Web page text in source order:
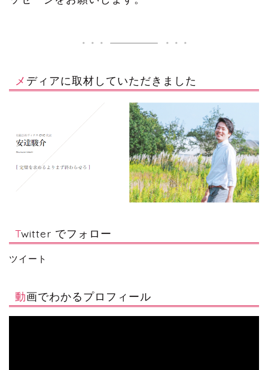
メディアに取材していただきました
Twitter でフォロー
ツイート
動画でわかるプロフィール